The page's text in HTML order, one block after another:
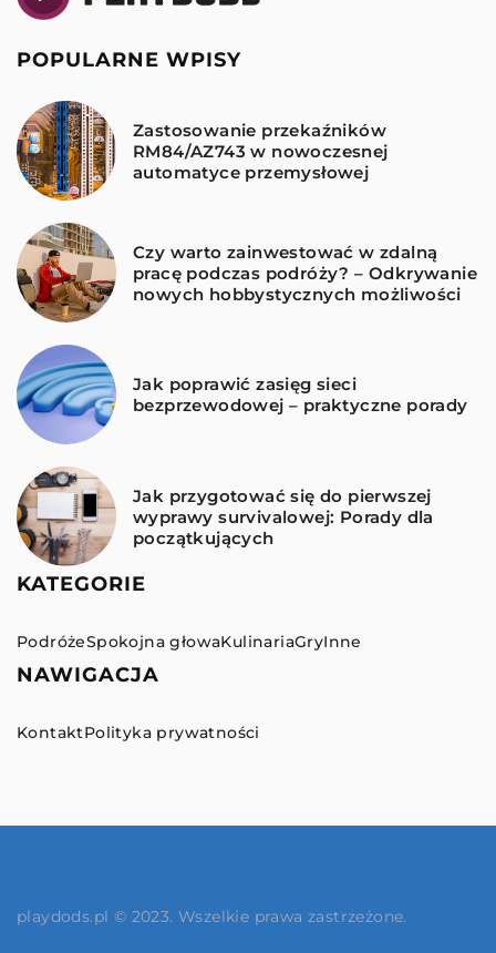
POPULARNE WPISY
Zastosowanie przekaźników
RM84/AZ743 w nowoczesnej
automatyce przemysłowej
Czy warto zainwestować w zdalną
pracę podczas podróży? – Odkrywanie
nowych hobbystycznych możliwości
Jak poprawić zasięg sieci
bezprzewodowej – praktyczne porady
Jak przygotować się do pierwszej
wyprawy survivalowej: Porady dla
początkujących
KATEGORIE
PodróżeSpokojna głowaKulinariaGryInne
NAWIGACJA
KontaktPolityka prywatności
playdods.pl © 2023. Wszelkie prawa zastrzeżone.